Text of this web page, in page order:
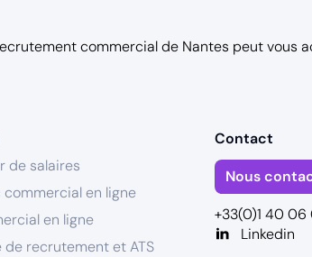
commercial de Nantes peut vous
de salaires
en ligne
en ligne
de recrutement et ATS
Contact
Nous
+33(0)1 40 06
Linkedin